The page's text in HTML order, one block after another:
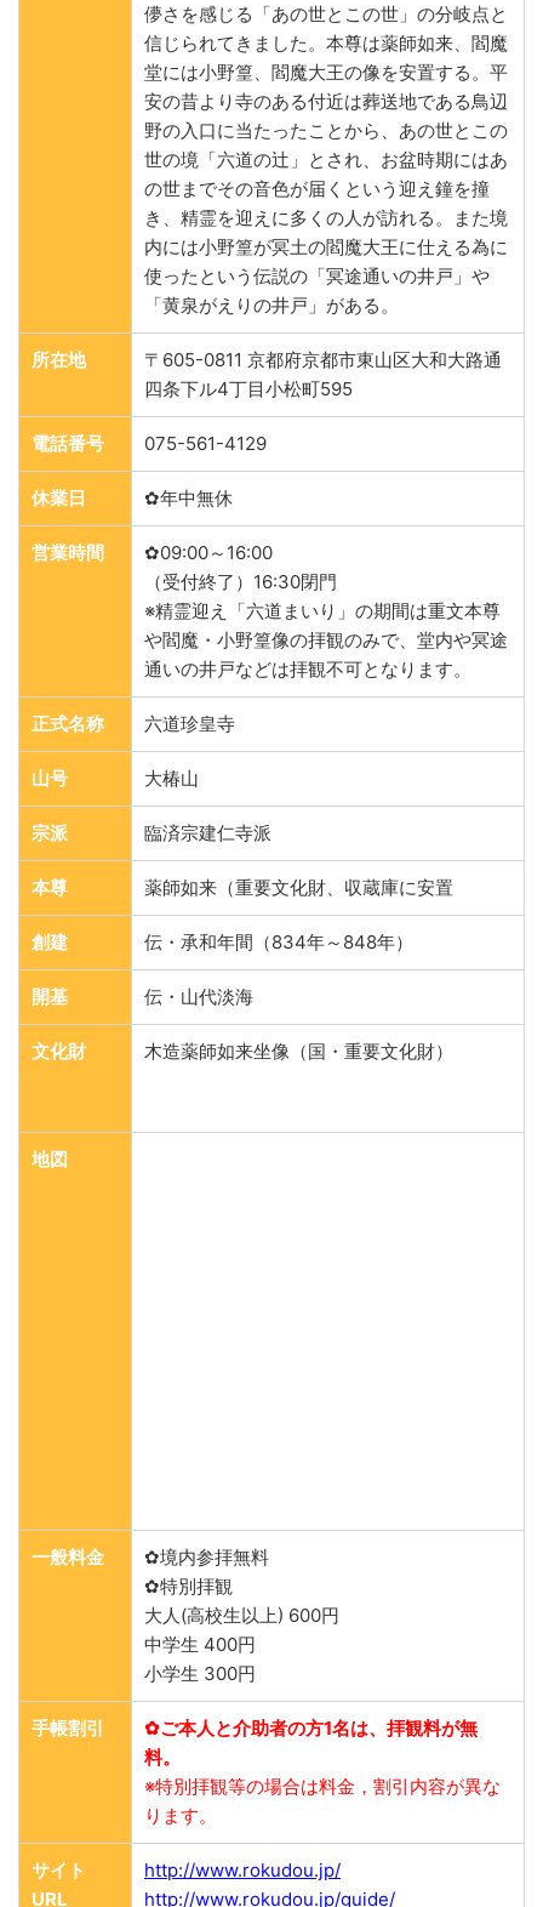
儚さを感じる「あの世とこの世」の分岐点と
信じられてきました。本尊は薬師如来、閻魔
堂には小野篁、閻魔大王の像を安置する。平
安の昔より寺のある付近は葬送地である鳥辺
野の入口に当たったことから、あの世とこの
世の境「六道の辻」とされ、お盆時期にはあ
の世までその音色が届くという迎え鐘を撞
き、精霊を迎えに多くの人が訪れる。また境
内には小野篁が冥土の閻魔大王に仕える為に
使ったという伝説の「冥途通いの井戸」や
「黄泉がえりの井戸」がある。
所在地
〒605-0811 京都府京都市東山区大和大路通
四条下ル4丁目小松町595
電話番号 075-561-4129
休業日 ✿年中無休
営業時間
✿09:00～16:00
（受付終了）16:30閉門
※精霊迎え「六道まいり」の期間は重文本尊
や閻魔・小野篁像の拝観のみで、堂内や冥途
通いの井戸などは拝観不可となります。
正式名称 六道珍皇寺
山号 大椿山
宗派 臨済宗建仁寺派
本尊 薬師如来（重要文化財、収蔵庫に安置
創建 伝・承和年間（834年～848年）
開基 伝・山代淡海
文化財 木造薬師如来坐像（国・重要文化財）
地図
一般料金
✿境内参拝無料
✿特別拝観
大人(高校生以上) 600円
中学生 400円
小学生 300円
手帳割引
✿ご本人と介助者の方1名は、拝観料が無
料。
※特別拝観等の場合は料金，割引内容が異な
ります。
サイト
URL
http://www.rokudou.jp/
http://www.rokudou.jp/guide/